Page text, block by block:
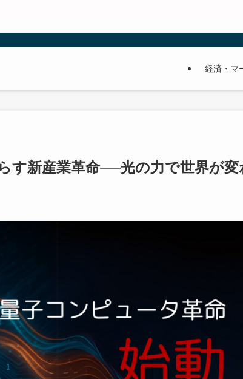
経済・マ
す新産業革命──光の力で世界が変